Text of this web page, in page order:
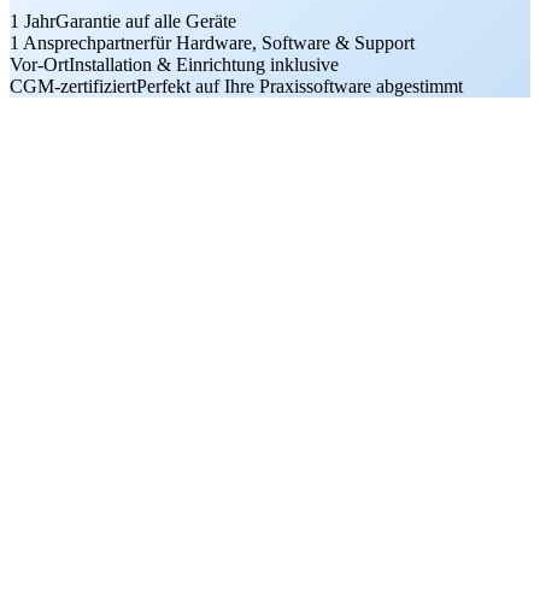
1 JahrGarantie auf alle Geräte
1 Ansprechpartnerfür Hardware, Software & Support
Vor-OrtInstallation & Einrichtung inklusive
CGM-zertifiziertPerfekt auf Ihre Praxissoftware abgestimmt